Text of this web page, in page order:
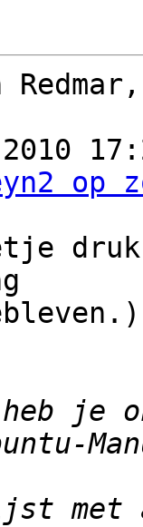
2010
op
heb je
met